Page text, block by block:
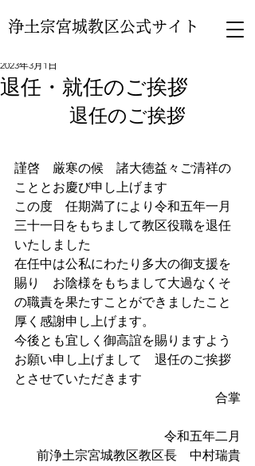
浄土宗宮城教区公式サイト
退任・就任のご挨拶
2023年3月1日
退任のご挨拶
謹啓　厳寒の候　諸大徳益々ご清祥の
こととお慶び申し上げます
この度　任期満了により令和五年一月
三十一日をもちまして教区役職を退任
いたしました
在任中は公私にわたり多大の御支援を
賜り　お陰様をもちまして大過なくそ
の職責を果たすことができましたこと
厚く感謝申し上げます。
今後とも宜しく御高誼を賜りますよう
お願い申し上げまして　退任のご挨拶
とさせていただきます
合掌
令和五年二月
前浄土宗宮城教区教区長　中村瑞貴